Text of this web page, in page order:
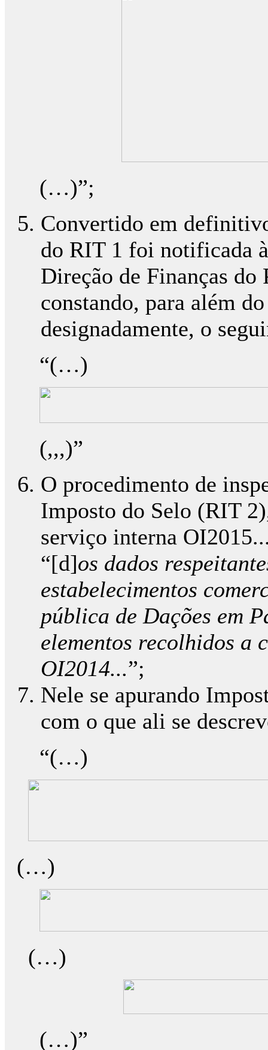
(…)”;
Convertido em
do RIT 1 foi notificada
Direção de Finanças do
constando, para além
designadamente, o
“(…)
(,,,)”
O procedimento de
Imposto do Selo (RIT
serviço interna
“[d]os dados
estabelecimentos
pública de Dações em
elementos recolhidos a
OI2014...”;
Nele se apurando
com o que ali se
“(…)
(…)
(…)
(…)”